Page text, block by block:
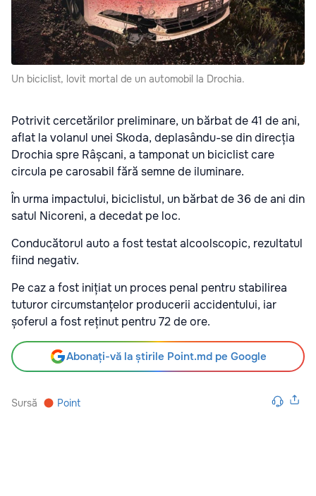
Un biciclist, lovit mortal de un automobil la Drochia.
Potrivit cercetărilor preliminare, un bărbat de 41 de ani,
aflat la volanul unei Skoda, deplasându-se din direcția
Drochia spre Râșcani, a tamponat un biciclist care
circula pe carosabil fără semne de iluminare.
În urma impactului, biciclistul, un bărbat de 36 de ani din
satul Nicoreni, a decedat pe loc.
Conducătorul auto a fost testat alcoolscopic, rezultatul
fiind negativ.
Pe caz a fost inițiat un proces penal pentru stabilirea
tuturor circumstanțelor producerii accidentului, iar
șoferul a fost reținut pentru 72 de ore.
Abonați-vă la știrile Point.md pe Google
Sursă Point